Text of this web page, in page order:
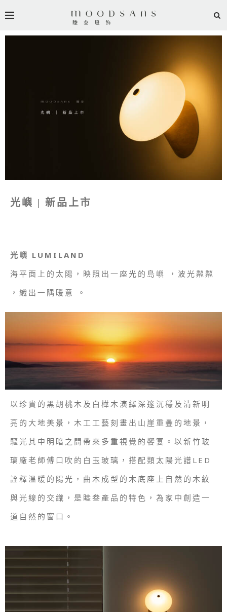
光嶼 | 新品上市
光嶼 LUMILAND
海平面上的太陽，映照出一座光的島嶼 ，波光粼粼
，織出一隅暖意 。
以珍貴的黑胡桃木及白樺木演繹深邃沉穩及清新明
亮的大地美景，木工工藝刻畫出山崖重疊的地景，
驅光其中明暗之間帶來多重視覺的饗宴。以新竹玻
璃廠老師傅口吹的白玉玻璃，搭配類太陽光譜LED
詮釋溫暖的陽光，曲木成型的木底座上自然的木紋
與光線的交織，是睦叁產品的特色，為家中創造一
道自然的窗口。